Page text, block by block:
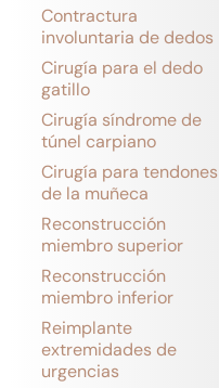
Contractura
involuntaria de dedos
Cirugía para el dedo
gatillo
Cirugía síndrome de
túnel carpiano
Cirugía para tendones
de la muñeca
Reconstrucción
miembro superior
Reconstrucción
miembro inferior
Reimplante
extremidades de
urgencias